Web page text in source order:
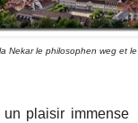
la Nekar le philosophen weg et
plaisir immense